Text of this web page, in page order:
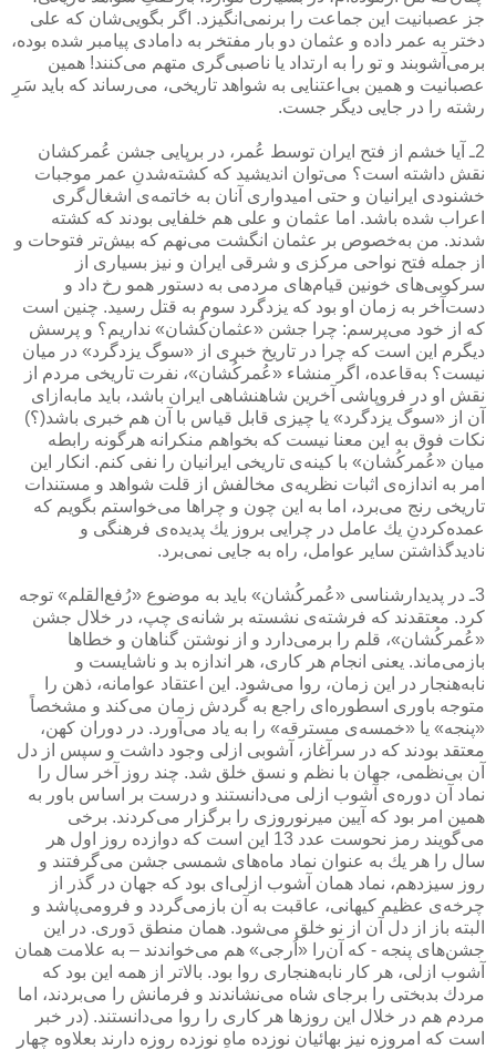
جز عصبانیت این جماعت را برنمی‌انگیزد. اگر بگویی‌شان كه علی
دختر به عمر داده و عثمان دو بار مفتخر به دامادی پیامبر شده بوده،
برمی‌آشوبند و تو را به ارتداد یا ناصبی‌گری متهم می‌كنند! همین
عصبانیت و همین ‌بی‌اعتنایی به شواهد تاریخی، می‌رساند كه باید سَرِ
رشته را در جایی دیگر جست.
2ـ آیا خشم از فتح ایران توسط عُمر، در برپایی جشن عُمر‌كشان
نقش داشته است؟ می‌توان اندیشید كه كشته‌شدنِ عمر موجبات
خشنودی ایرانیان و حتی امیدواری آنان به خاتمه‌ی اشغال‌گری
اعراب شده باشد. اما عثمان و علی هم خلفایی بودند كه كشته
شدند. من به‌خصوص بر عثمان انگشت می‌نهم كه بیش‌تر فتوحات و
از جمله فتح نواحی مركزی و شرقی ایران و نیز بسیاری از
سركوبی‌های خونین قیام‌های مردمی به دستور همو رخ داد و
دست‌آخر به زمان او بود كه یزدگرد سوم به قتل رسید. چنین است
كه از خود می‌پرسم: چرا جشن «عثمان‌كُشان» نداریم؟ و پرسش
دیگرم این است كه چرا در تاریخ خبری از «سوگ یزدگرد» در میان
نیست؟ به‌قاعده، اگر منشاء «عُمركُشان»، نفرت تاریخی مردم از
نقش او در فروپاشی آخرین شاهنشاهی ایران باشد، باید مابه‌ازای
آن از «سوگ یزدگرد» یا چیزی قابل قیاس با آن هم خبری باشد(؟)
نكات فوق به این معنا نیست كه بخواهم منكرانه هرگونه رابطه
میان «عُمركُشان» با كینه‌ی تاریخی ایرانیان را نفی كنم. انكار این
امر به اندازه‌ی اثبات نظریه‌ی مخالفش از قلت شواهد و مستندات
تاریخی رنج می‌برد، اما به این چون و چراها می‌خواستم بگویم كه
عمده‌كردنِ یك عامل در چرایی بروز یك پدیده‌ی فرهنگی و
نادیدگذاشتن سایر عوامل، راه به جایی نمی‌برد.
3ـ در پدیدارشناسی «عُمركُشان» باید به موضوع «رُفع‌القلم» توجه
كرد. معتقدند كه فرشته‌ی نشسته بر شانه‌ی چپ، در خلال جشن
«عُمركُشان»، قلم را برمی‌دارد و از نوشتن گناهان و خطاها
بازمی‌ماند. یعنی انجام هر كاری، هر اندازه بد و ناشایست و
نابه‌هنجار در این زمان، روا می‌شود. این اعتقاد عوامانه، ذهن را
متوجه باوری اسطوره‌ای راجع به گردش زمان می‌كند و مشخصاً
«پنجه» یا «خمسه‌ی مسترقه» را به یاد می‌آورد. در دوران كهن،
معتقد بودند كه در سرآغاز، آشوبی ازلی وجود داشت و سپس از دل
آن بی‌نظمی، جهان با نظم و نسق خلق شد. چند روز آخر سال را
نماد آن دوره‌‌ی آشوب ازلی می‌دانستند و درست بر اساس باور به
همین امر بود كه آیین میرنوروزی را برگزار می‌كردند. برخی
می‌گویند رمز نحوست عدد 13 این است كه دوازده روز اول هر
سال را هر یك به عنوان نماد ماه‌های شمسی جشن می‌گرفتند و
روز سیزدهم، نماد همان آشوب ازلی‌ای بود كه جهان در گذر از
چرخه‌ی عظیم كیهانی، عاقبت به آن بازمی‌گردد و فرومی‌پاشد و
البته باز از دل آن از نو خلق می‌شود. همان منطق دَوری. در این
جشن‌های پنجه - كه آن‌را «اُرجی» هم می‌خواندند – به علامت همان
آشوب ازلی، هر كار نابه‌هنجاری روا بود. بالاتر از همه این بود كه
مردك بدبختی را برجای شاه می‌نشاندند و فرمانش را می‌بردند،‌ اما
مردم هم در خلال این روزها هر كاری را روا می‌دانستند. (در خبر
است كه امروزه نیز بهائیان نوزده ماهِ نوزده روزه دارند بعلاوه چهار